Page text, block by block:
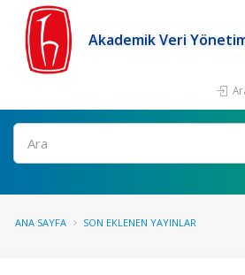
Akademik Veri
Ara
ANA SAYFA SON EKLENEN YAYINLAR